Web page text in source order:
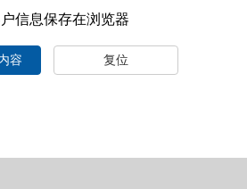
信息保存在浏览器
容 复位